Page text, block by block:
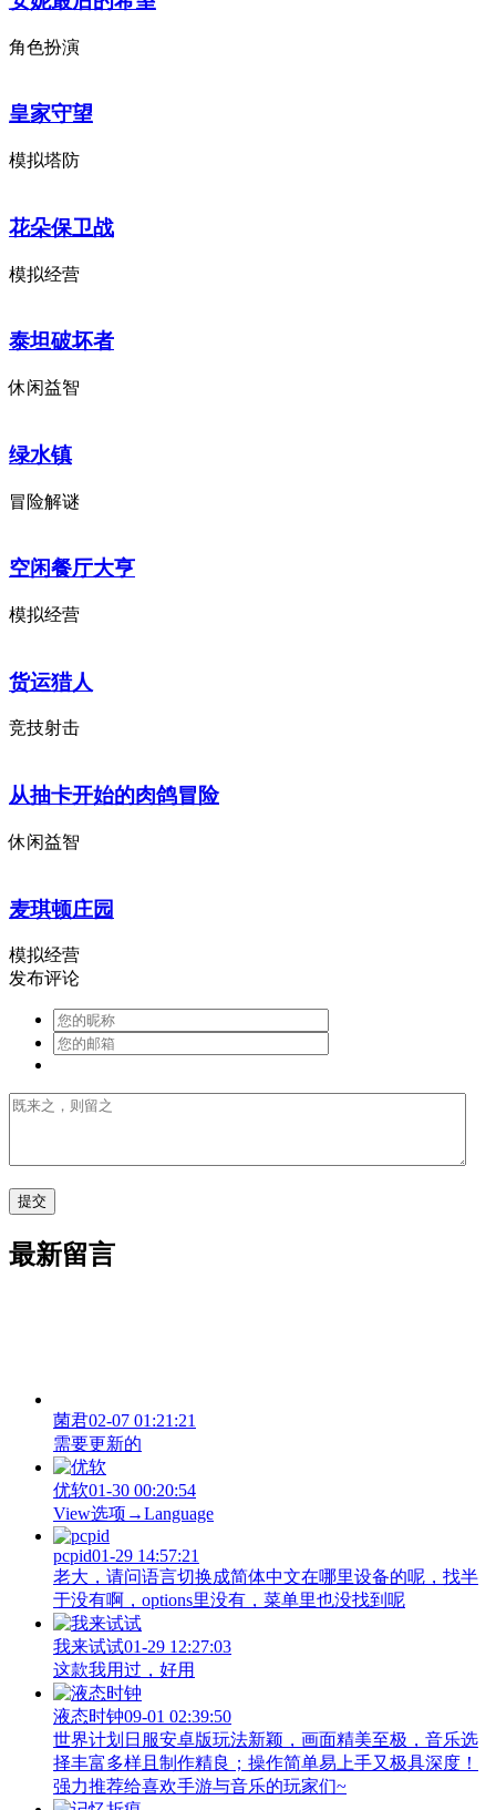
角色扮演
皇家守望
模拟塔防
花朵保卫战
模拟经营
泰坦破坏者
休闲益智
绿水镇
冒险解谜
空闲餐厅大亨
模拟经营
货运猎人
竞技射击
从抽卡开始的肉鸽冒险
休闲益智
麦琪顿庄园
模拟经营
发布评论
最新留言
菌君02-07 01:21:21
需要更新的
优软01-30 00:20:54
View‌选项→Language
pcpid01-29 14:57:21
老大，请问语言切换成简体中文在哪里设备的呢，找半
于没有啊，options里没有，菜单里也没找到呢
我来试试01-29 12:27:03
这款我用过，好用
液态时钟09-01 02:39:50
世界计划日服安卓版玩法新颖，画面精美至极，音乐选
择丰富多样且制作精良；操作简单易上手又极具深度！
强力推荐给喜欢手游与音乐的玩家们~